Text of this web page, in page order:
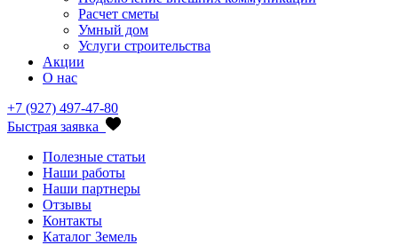
Расчет сметы
Умный дом
Услуги строительства
Акции
О нас
+7 (927) 497-47-80
Быстрая заявка
Полезные статьи
Наши работы
Наши партнеры
Отзывы
Контакты
Каталог Земель